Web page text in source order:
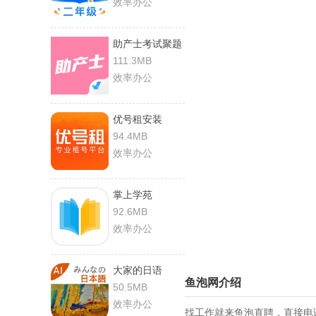
助产士考试聚题
库
111.3MB
效率办公
优号租安装
94.4MB
效率办公
掌上学苑
92.6MB
效率办公
大家的日语
50.5MB
效率办公
鱼泡网介绍
找工作就来鱼泡直聘，直接电